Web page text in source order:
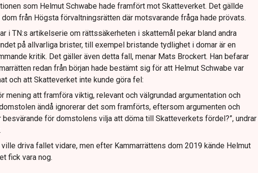
som Helmut Schwabe hade framfört mot Skatteverket. Det gällde
dom från Högsta förvaltningsrätten där motsvarande fråga hade prövats.
i TN:s artikelserie om rättssäkerheten i skattemål pekar bland andra
på allvarliga brister, till exempel bristande tydlighet i domar är en
kritik. Det gäller även detta fall, menar Mats Brockert. Han befarar
redan från början hade bestämt sig för att Helmut Schwabe var
och att Skatteverket inte kunde göra fel:
mening att framföra viktig, relevant och välgrundad argumentation och
ändå ignorerar det som framförts, eftersom argumenten och
besvärande för domstolens vilja att döma till Skatteverkets fördel?”, undrar
driva fallet vidare, men efter Kammarrättens dom 2019 kände Helmut
fick vara nog.